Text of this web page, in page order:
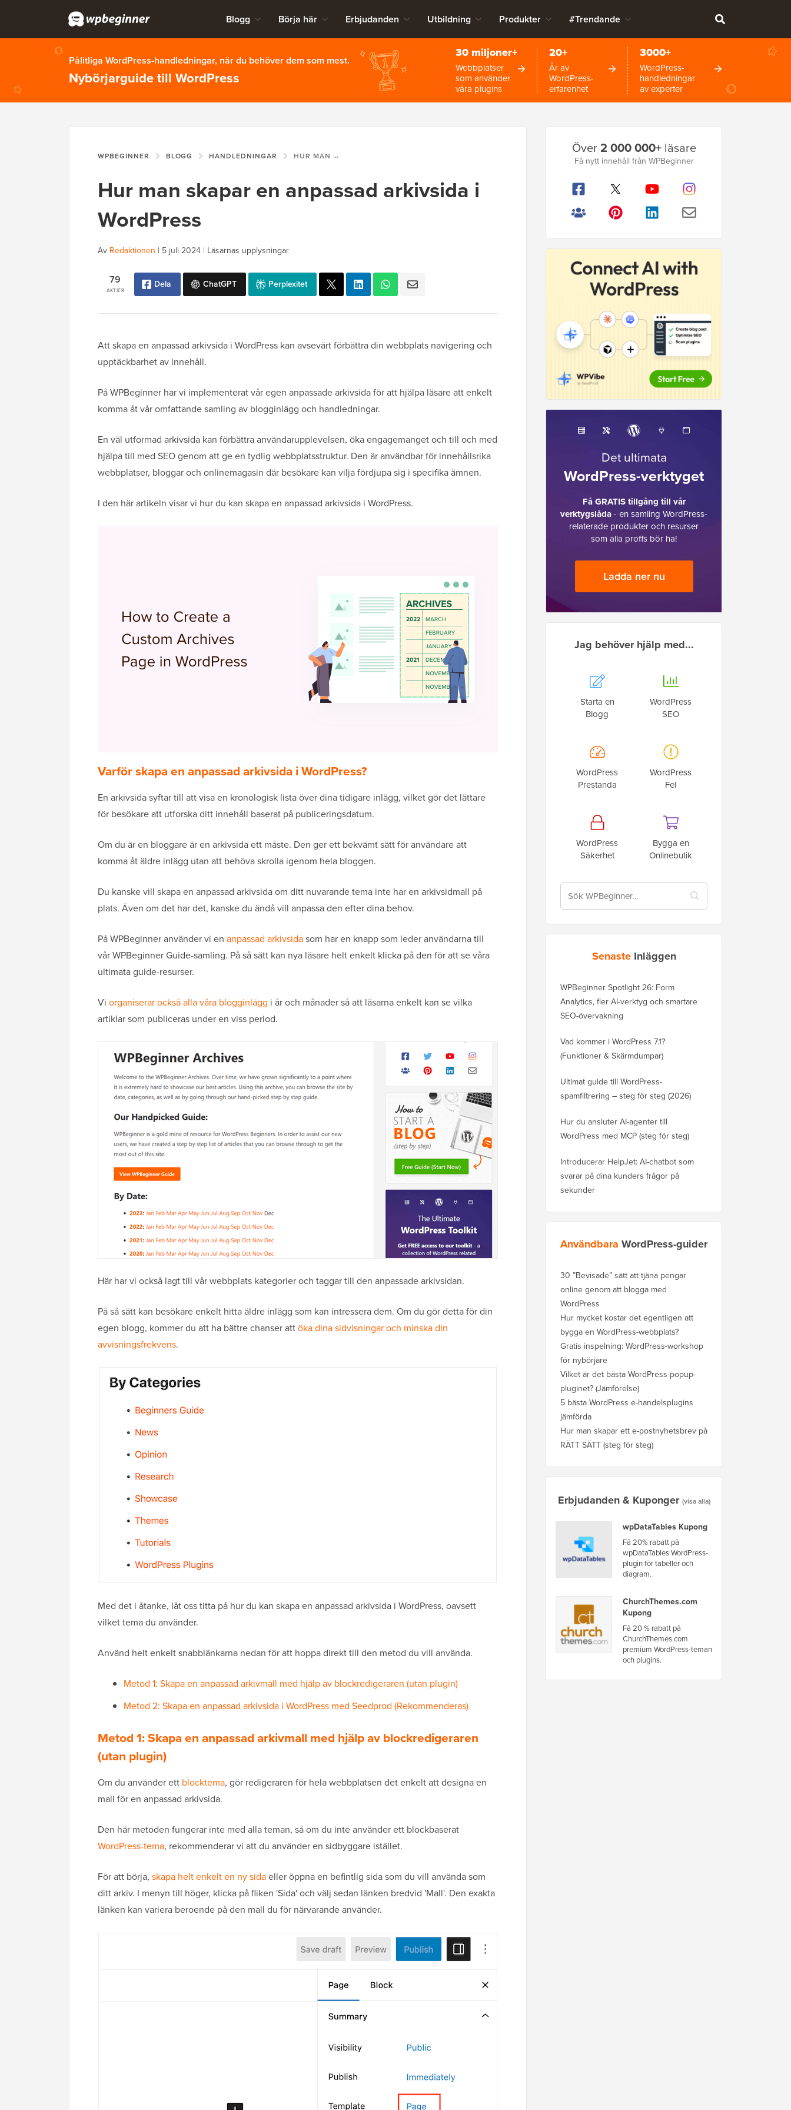
Blogg Börja här Erbjudanden Utbildning Produkter #Trendande
Pålitliga WordPress-handledningar, när du behöver dem som mest.
Nybörjarguide till WordPress
30 miljoner+
Webbplatser
som använder
våra plugins
20+
År av
WordPress-
erfarenhet
3000+
WordPress-
handledningar
av experter
WPBEGINNER BLOGG HANDLEDNINGAR HUR MAN SKAPAR EN ANPASSAD ARKIVSIDA I WORDPRESS
Hur man skapar en anpassad arkivsida i
WordPress
Av Redaktionen | 5 juli 2024 | Läsarnas upplysningar
AKTIER
79 Dela ChatGPT Perplexitet
Att skapa en anpassad arkivsida i WordPress kan avsevärt förbättra din webbplats navigering och
upptäckbarhet av innehåll.
På WPBeginner har vi implementerat vår egen anpassade arkivsida för att hjälpa läsare att enkelt
komma åt vår omfattande samling av blogginlägg och handledningar.
En väl utformad arkivsida kan förbättra användarupplevelsen, öka engagemanget och till och med
hjälpa till med SEO genom att ge en tydlig webbplatsstruktur. Den är användbar för innehållsrika
webbplatser, bloggar och onlinemagasin där besökare kan vilja fördjupa sig i specifika ämnen.
I den här artikeln visar vi hur du kan skapa en anpassad arkivsida i WordPress.
Varför skapa en anpassad arkivsida i WordPress?
En arkivsida syftar till att visa en kronologisk lista över dina tidigare inlägg, vilket gör det lättare
för besökare att utforska ditt innehåll baserat på publiceringsdatum.
Om du är en bloggare är en arkivsida ett måste. Den ger ett bekvämt sätt för användare att
komma åt äldre inlägg utan att behöva skrolla igenom hela bloggen.
Du kanske vill skapa en anpassad arkivsida om ditt nuvarande tema inte har en arkivsidmall på
plats. Även om det har det, kanske du ändå vill anpassa den efter dina behov.
På WPBeginner använder vi en anpassad arkivsidasom har en knapp som leder användarna till
vår WPBeginner Guide-samling. På så sätt kan nya läsare helt enkelt klicka på den för att se våra
ultimata guide-resurser.
Vi organiserar också alla våra blogginlägg i år och månader så att läsarna enkelt kan se vilka
artiklar som publiceras under en viss period.
Här har vi också lagt till vår webbplats kategorier och taggar till den anpassade arkivsidan.
På så sätt kan besökare enkelt hitta äldre inlägg som kan intressera dem. Om du gör detta för din
egen blogg, kommer du att ha bättre chanser attöka dina sidvisningar och minska din
avvisningsfrekvens.
Med det i åtanke, låt oss titta på hur du kan skapa en anpassad arkivsida i WordPress, oavsett
vilket tema du använder.
Använd helt enkelt snabblänkarna nedan för att hoppa direkt till den metod du vill använda.
Metod 1: Skapa en anpassad arkivmall med hjälp av blockredigeraren (utan plugin)
Metod 2: Skapa en anpassad arkivsida i WordPress med Seedprod (Rekommenderas)
Metod 1: Skapa en anpassad arkivmall med hjälp av blockredigeraren
(utan plugin)
Om du använder ett blocktema, gör redigeraren för hela webbplatsen det enkelt att designa en
mall för en anpassad arkivsida.
Den här metoden fungerar inte med alla teman, så om du inte använder ett blockbaserat
WordPress-tema, rekommenderar vi att du använder en sidbyggare istället.
För att börja, skapa helt enkelt en ny sidaeller öppna en befintlig sida som du vill använda som
ditt arkiv. I menyn till höger, klicka på fliken 'Sida' och välj sedan länken bredvid 'Mall'. Den exakta
länken kan variera beroende på den mall du för närvarande använder.
Primär
sidofält
Över2 000 000+läsare
Få nytt innehåll från WPBeginner
Det ultimata
WordPress-verktyget
Få GRATIS tillgång till vår
verktygslåda- en samling WordPress-
relaterade produkter och resurser
som alla proffs bör ha!
Ladda ner nu
Jag behöver hjälp med...
Starta en
Blogg
WordPress
SEO
WordPress
Prestanda
WordPress
Fel
WordPress
Säkerhet
Bygga en
Onlinebutik
Senaste Inläggen
WPBeginner Spotlight 26: Form
Analytics, fler AI-verktyg och smartare
SEO-övervakning
Vad kommer i WordPress 7.1?
(Funktioner & Skärmdumpar)
Ultimat guide till WordPress-
spamfiltrering – steg för steg (2026)
Hur du ansluter AI-agenter till
WordPress med MCP (steg för steg)
Introducerar HelpJet: AI-chatbot som
svarar på dina kunders frågor på
sekunder
Användbara WordPress-guider
30 ”Bevisade” sätt att tjäna pengar
online genom att blogga med
WordPress
Hur mycket kostar det egentligen att
bygga en WordPress-webbplats?
Gratis inspelning: WordPress-workshop
för nybörjare
Vilket är det bästa WordPress popup-
pluginet? (Jämförelse)
5 bästa WordPress e-handelsplugins
jämförda
Hur man skapar ett e-postnyhetsbrev på
RÄTT SÄTT (steg för steg)
Erbjudanden & Kuponger (visa alla)
wpDataTables Kupong
Få 20% rabatt på
wpDataTables WordPress-
plugin för tabeller och
diagram.
ChurchThemes.com
Kupong
Få 20 % rabatt på
ChurchThemes.com
premium WordPress-teman
och plugins.